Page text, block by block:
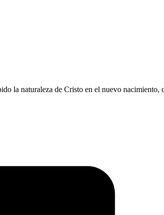
la naturaleza de Cristo en el nuevo nacimiento,